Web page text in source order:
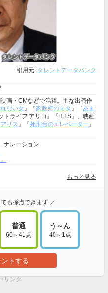
引用元: タレントデータバンク
画・CMなどで活躍。主な出演作
ない女』『家政婦のミタ 』『あま
トライフ アリコ』『H.I.S』、映画
リス』『死刑台のエレベーター』
ナレーション
もっと見る
も採点できます ／
普通
60～41点
う～ん
40～1点
トする
リンク